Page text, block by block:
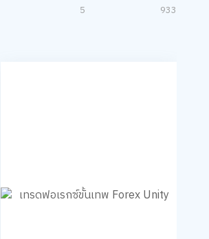
5 933